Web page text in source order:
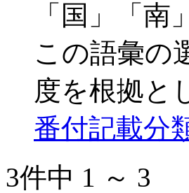
「国」「
この語彙の
度を根拠と
番付記載分
3件中 1 ～ 3